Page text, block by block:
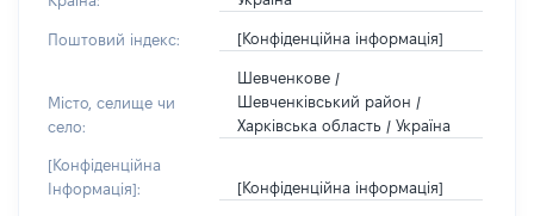
Поштовий індекс: [Конфіденційна інформація]
Місто, селище чи
село:
Шевченкове /
Шевченківський район /
Харківська область / Україна
[Конфіденційна
Інформація]:
[Конфіденційна інформація]